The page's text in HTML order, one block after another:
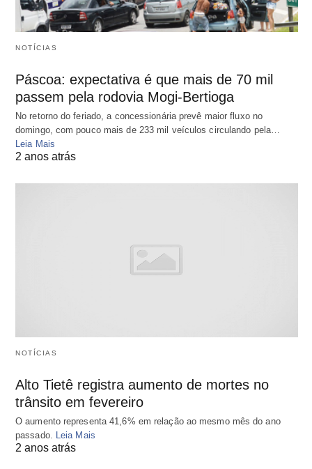
NOTÍCIAS
Páscoa: expectativa é que mais de 70 mil
passem pela rodovia Mogi-Bertioga
No retorno do feriado, a concessionária prevê maior fluxo no
domingo, com pouco mais de 233 mil veículos circulando pela…
Leia Mais
2 anos atrás
NOTÍCIAS
Alto Tietê registra aumento de mortes no
trânsito em fevereiro
O aumento representa 41,6% em relação ao mesmo mês do ano
passado.
Leia Mais
2 anos atrás